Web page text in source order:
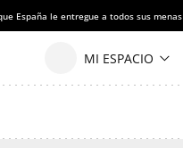
España le entregue a todos sus menas